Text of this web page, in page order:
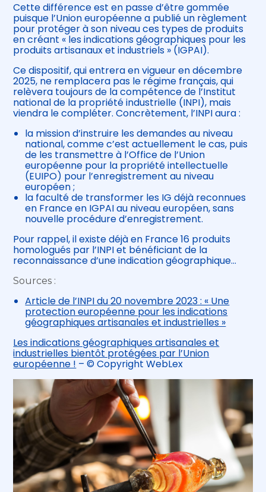
Cette différence est en passe d’être gommée
puisque l’Union européenne a publié un règlement
pour protéger à son niveau ces types de produits
en créant « les indications géographiques pour les
produits artisanaux et industriels » (IGPAI).
Ce dispositif, qui entrera en vigueur en décembre
2025, ne remplacera pas le régime français, qui
relèvera toujours de la compétence de l’Institut
national de la propriété industrielle (INPI), mais
viendra le compléter. Concrètement, l’INPI aura :
la mission d’instruire les demandes au niveau
national, comme c’est actuellement le cas, puis
de les transmettre à l’Office de l’Union
européenne pour la propriété intellectuelle
(EUIPO) pour l’enregistrement au niveau
européen ;
la faculté de transformer les IG déjà reconnues
en France en IGPAI au niveau européen, sans
nouvelle procédure d’enregistrement.
Pour rappel, il existe déjà en France 16 produits
homologués par l’INPI et bénéficiant de la
reconnaissance d’une indication géographique…
Sources :
Article de l’INPI du 20 novembre 2023 : « Une
protection européenne pour les indications
géographiques artisanales et industrielles »
Les indications géographiques artisanales et
industrielles bientôt protégées par l’Union
européenne ! – © Copyright WebLex